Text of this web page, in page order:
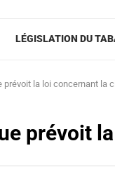
LÉGISLATION DU
prévoit la loi concernant la
prévoit